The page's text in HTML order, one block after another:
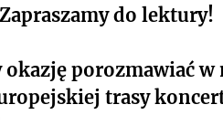
do lektury!
porozmawiać w
trasy